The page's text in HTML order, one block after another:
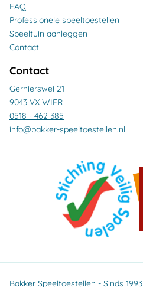
FAQ
Professionele speeltoestellen
Speeltuin aanleggen
Contact
Contact
Gernierswei 21
9043 VX WIER
0518 - 462 385
info@bakker-speeltoestellen.nl
Bakker Speeltoestellen - Sinds 1993